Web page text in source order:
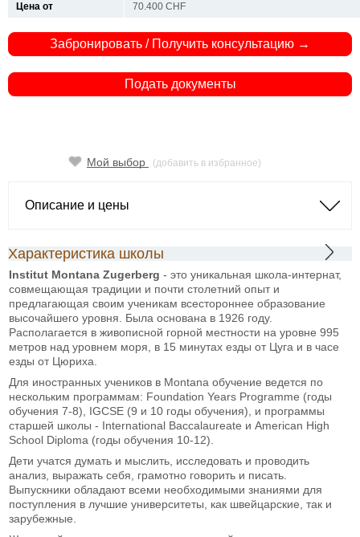
Цена от 70.400 CHF
Забронировать / Получить консультацию →
Подать документы
Мой выбор (добавить в избранное)
Описание и цены
Характеристика школы
Institut Montana Zugerberg - это уникальная школа-интернат,
совмещающая традиции и почти столетний опыт и
предлагающая своим ученикам всестороннее образование
высочайшего уровня. Была основана в 1926 году.
Располагается в живописной горной местности на уровне 995
метров над уровнем моря, в 15 минутах езды от Цуга и в часе
езды от Цюриха.
Для иностранных учеников в Montana обучение ведется по
нескольким программам: Foundation Years Programme (годы
обучения 7-8), IGCSE (9 и 10 годы обучения), и программы
старшей школы - International Baccalaureate и American High
School Diploma (годы обучения 10-12).
Дети учатся думать и мыслить, исследовать и проводить
анализ, выражать себя, грамотно говорить и писать.
Выпускники обладают всеми необходимыми знаниями для
поступления в лучшие университеты, как швейцарские, так и
зарубежные.